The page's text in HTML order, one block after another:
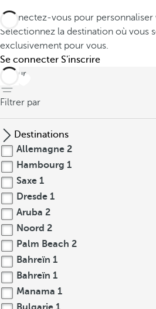
Connectez-vous pour
Sélectionnez la destination où vous
exclusivement pour vous.
Se connecter S'inscrire
retour
Filtrer par
Destinations
Allemagne 2
Hambourg 1
Saxe 1
Dresde 1
Aruba 2
Noord 2
Palm Beach 2
Bahreïn 1
Bahreïn 1
Manama 1